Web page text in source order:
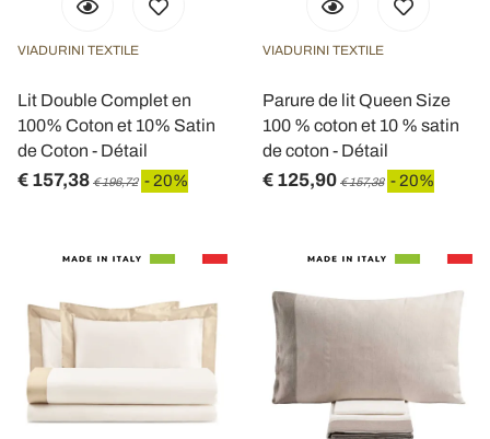
VIADURINI TEXTILE
Lit Double Complet en
100% Coton et 10% Satin
de Coton - Détail
€ 157,38 € 196,72 - 20%
VIADURINI TEXTILE
Parure de lit Queen Size
100 % coton et 10 % satin
de coton - Détail
€ 125,90 € 157,38 - 20%